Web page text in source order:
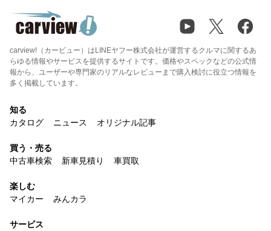
carview!（カービュー）はLINEヤフー株式会社が運営するクルマに関するあ
らゆる情報やサービスを提供するサイトです。価格やスペックなどの公式情
報から、ユーザーや専門家のリアルなレビューまで購入検討に役立つ情報を
多く掲載しています。
知る
カタログ
ニュース オリジナル記事
買う・売る
中古車検索
新車見積り 車買取
楽しむ
マイカー
みんカラ
サービス